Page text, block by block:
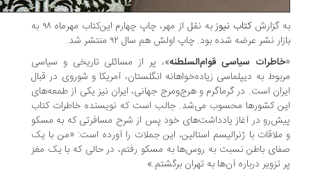
گزارشکتاب نیوز
به نقل از مهر، چاپ چهارم این‌کتاب مهرماه ۹۸ به
نشر عرضه شده بود. چاپ اولش هم سال ۹۲ منتشر شد.
سیاسی قوام‌السلطنه»، پر از مسائلی تاریخی و سیاسی
به دیپلماسی زیاده‌خواهانه انگلستان،‌ آمریکا و شوروی در قبال
است. در گرماگرم و هرج‌ومرج جهانی، ایران نیز یکی از طمعه‌های
کشورها محسوب می‌شد. جالب است که نویسنده خاطرات کتاب
در آغاز یادداشت‌های خود پس از شرح مسافرتی که به مسکو
با ژنرالیسم استالین، این جملات را آورده است: «من با یک
باطن نسبت به روس‌ها به مسکو رفتم، در حالی که با یک مغز
تزویر درباره آن‌ها به تهران برگشتم.»